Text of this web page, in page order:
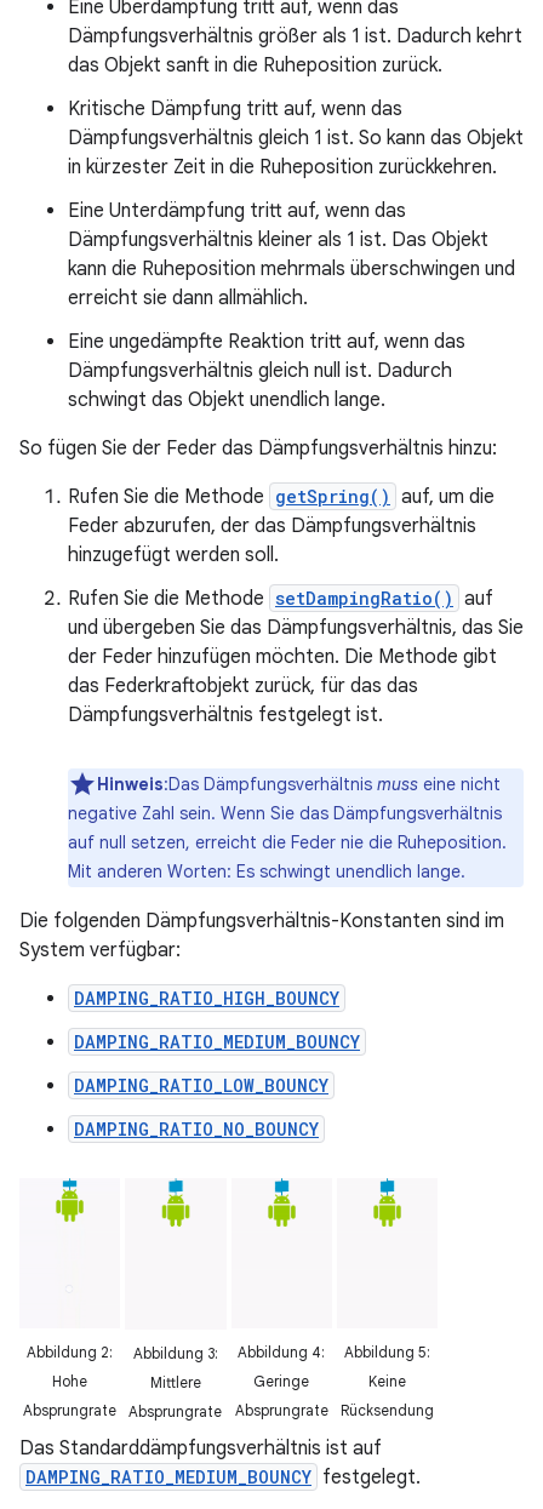
Eine Überdämpfung tritt auf, wenn das
Dämpfungsverhältnis größer als 1 ist. Dadurch kehrt
das Objekt sanft in die Ruheposition zurück.
Kritische Dämpfung tritt auf, wenn das
Dämpfungsverhältnis gleich 1 ist. So kann das Objekt
in kürzester Zeit in die Ruheposition zurückkehren.
Eine Unterdämpfung tritt auf, wenn das
Dämpfungsverhältnis kleiner als 1 ist. Das Objekt
kann die Ruheposition mehrmals überschwingen und
erreicht sie dann allmählich.
Eine ungedämpfte Reaktion tritt auf, wenn das
Dämpfungsverhältnis gleich null ist. Dadurch
schwingt das Objekt unendlich lange.
So fügen Sie der Feder das Dämpfungsverhältnis hinzu:
Rufen Sie die Methode getSpring() auf, um die
Feder abzurufen, der das Dämpfungsverhältnis
hinzugefügt werden soll.
Rufen Sie die Methode setDampingRatio() auf
und übergeben Sie das Dämpfungsverhältnis, das Sie
der Feder hinzufügen möchten. Die Methode gibt
das Federkraftobjekt zurück, für das das
Dämpfungsverhältnis festgelegt ist.
Hinweis:Das Dämpfungsverhältnis muss eine nicht
negative Zahl sein. Wenn Sie das Dämpfungsverhältnis
auf null setzen, erreicht die Feder nie die Ruheposition.
Mit anderen Worten: Es schwingt unendlich lange.
Die folgenden Dämpfungsverhältnis-Konstanten sind im
System verfügbar:
DAMPING_RATIO_HIGH_BOUNCY
DAMPING_RATIO_MEDIUM_BOUNCY
DAMPING_RATIO_LOW_BOUNCY
DAMPING_RATIO_NO_BOUNCY
Abbildung 2:
Hohe
Absprungrate
Abbildung 3:
Mittlere
Absprungrate
Abbildung 4:
Geringe
Absprungrate
Abbildung 5:
Keine
Rücksendung
Das Standarddämpfungsverhältnis ist auf
DAMPING_RATIO_MEDIUM_BOUNCY festgelegt.